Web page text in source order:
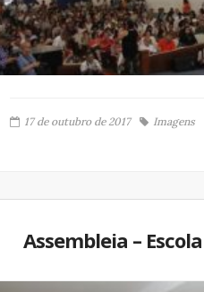
17 de outubro de 2017 Imagens
Assembleia –